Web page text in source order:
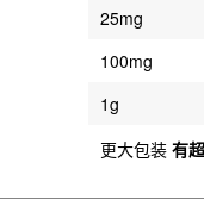
25mg
100mg
1g
更大包装 有